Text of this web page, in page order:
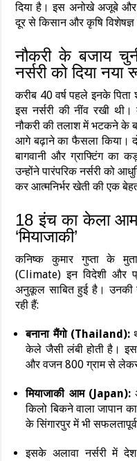
दिया है। इस अनोखे अजूबे और
दूर से किसान और कृषि विशेषज्ञ
नौकरी के बजाय
नर्सरी को दिया नया
करीब 40 वर्ष पहले इनके
इस नर्सरी की नींव रखी
नौकरी की तलाश में भटकने के
आगे बढ़ाने का फैसला किया।
बागवानी और ग्राफ्टिंग का
उन्होंने पारंपरिक नर्सरी को
कर आत्मनिर्भर खेती की एक
18 इंच का केला आम
‘मियाजाकी’
कनिष्क कुमार गुप्ता के
(Climate) इन विदेशी और
अनुकूल साबित हुई है। उनकी
रही हैं:
बनाना मैंगो (Thailand):
केले जैसी लंबी होती है।
और वजन 800 ग्राम से लेकर
मियाजाकी आम (Japan):
किलो बिकने वाला जापान
के सिंगारपुर में भी
इसके अलावा नर्सरी में